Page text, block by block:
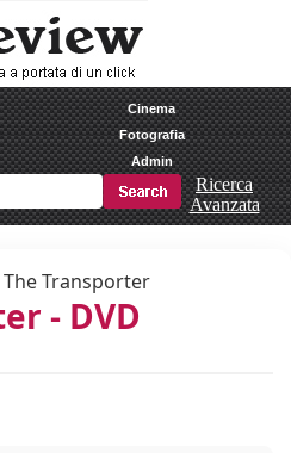
Cinema
Fotografia
Admin
Ricerca
Avanzata
The Transporter
- DVD